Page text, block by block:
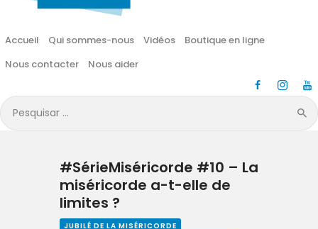
Accueil Qui sommes-nous Vidéos
Boutique en ligne
Nous contacter
Nous aider
Pesquisar
por:
Vidéos
Boutique en ligne
Nous aider
#SérieMiséricorde #10 – La
miséricorde a-t-elle de
limites ?
JUBILÉ DE LA MISÉRICORDE